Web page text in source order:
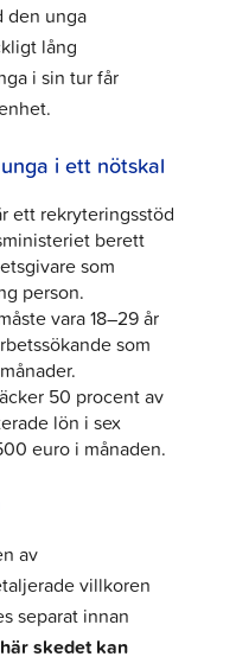
den unga
lång
i sin tur får
i ett nötskal
ett rekryteringsstöd
berett
som
person.
vara 18–29 år
som
50 procent av
lön i sex
euro i månaden.
av
villkoren
separat innan
skedet kan